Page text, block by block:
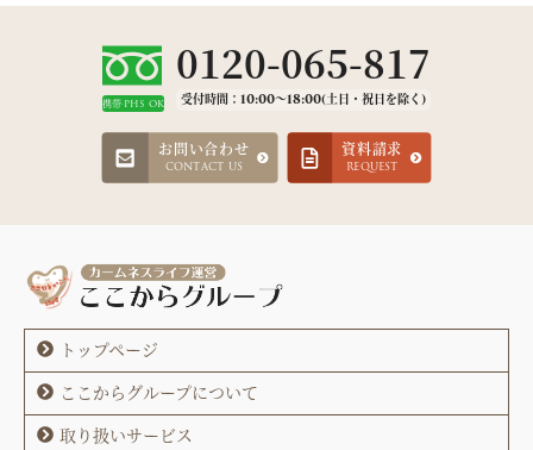
携帯·PHS OK
0120-065-817
受付時間：10:00～18:00(土日・祝日を除く)
お問い合わせ
CONTACT US
資料請求
REQUEST
トップページ
ここからグループについて
取り扱いサービス